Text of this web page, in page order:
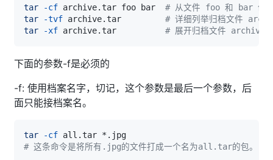
tar -cf archive.tar foo bar # 从文件 foo 和 bar 创
tar
-tvf archive.tar # 详细列举归档文件
tar
-xf archive.tar # 展开归档文件
下面的参数-f是必须的
-f: 使用档案名字，切记，这个参数是最后一个参数，后
面只能接档案名。
tar -cf
# 这条命令是将所有.jpg的文件打成一个名为all.tar的包。-c